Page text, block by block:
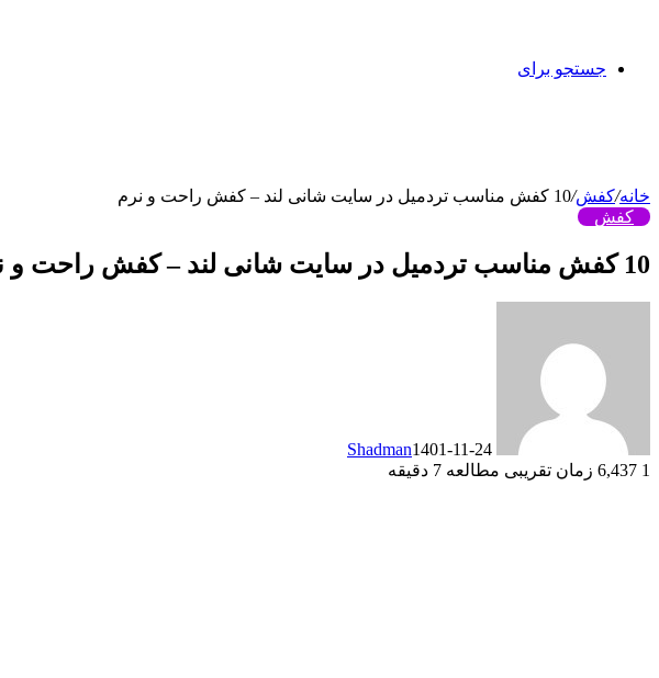
جستجو برای
خانه/کفش/10 کفش مناسب تردمیل در سایت شانی لند – کفش راحت و نرم
کفش
10 کفش مناسب تردمیل در سایت شانی لند – کفش راحت و نرم
Shadman1401-11-24
1
زمان تقریبی مطالعه 7 دقیقه